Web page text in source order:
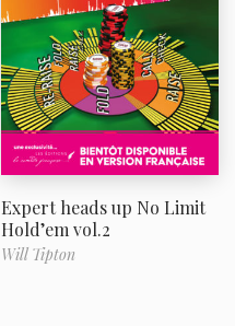
Expert heads up No Limit
Hold’em vol.2
Will Tipton